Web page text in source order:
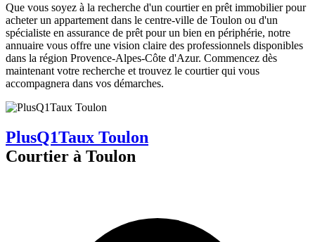
Que vous soyez à la recherche d'un courtier en prêt immobilier pour
acheter un appartement dans le centre-ville de Toulon ou d'un
spécialiste en assurance de prêt pour un bien en périphérie, notre
annuaire vous offre une vision claire des professionnels disponibles
dans la région Provence-Alpes-Côte d'Azur. Commencez dès
maintenant votre recherche et trouvez le courtier qui vous
accompagnera dans vos démarches.
PlusQ1Taux Toulon
Courtier à Toulon